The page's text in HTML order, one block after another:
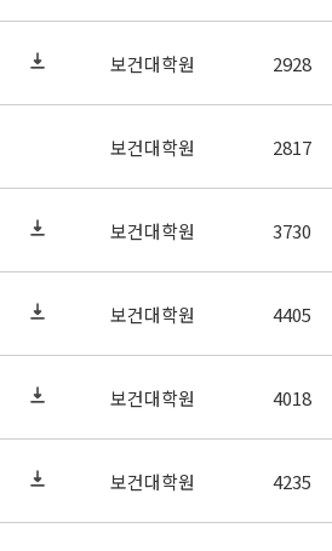
보건대학원 2928
보건대학원 2817
보건대학원 3730
보건대학원 4405
보건대학원 4018
보건대학원 4235